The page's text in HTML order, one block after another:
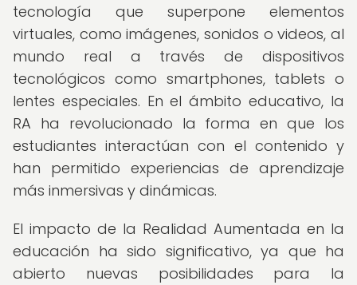
tecnología que superpone elementos
virtuales, como imágenes, sonidos o videos, al
mundo real a través de dispositivos
tecnológicos como smartphones, tablets o
lentes especiales. En el ámbito educativo, la
RA ha revolucionado la forma en que los
estudiantes interactúan con el contenido y
han permitido experiencias de aprendizaje
más inmersivas y dinámicas.
El impacto de la Realidad Aumentada en la
educación ha sido significativo, ya que ha
abierto nuevas posibilidades para la